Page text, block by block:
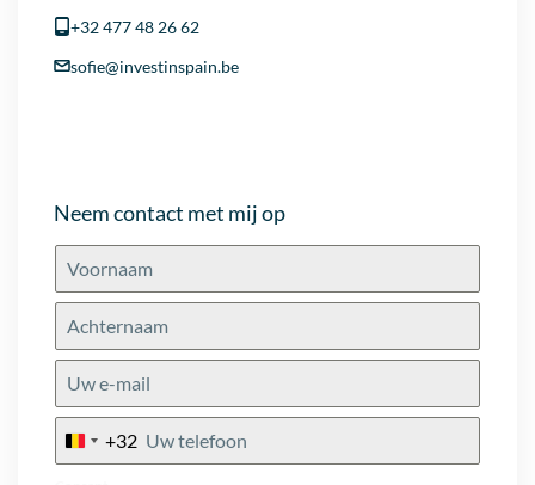
+32 477 48 26 62
sofie@investinspain.be
Neem contact met mij op
Belgium
+32